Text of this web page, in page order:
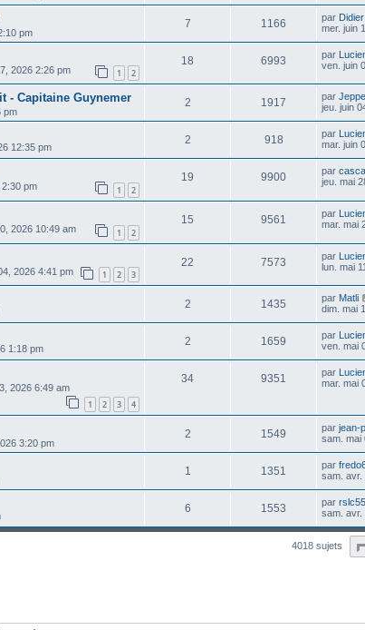
pm
7 1166 par
mer. juin
2026 2:26 pm 1 2
18 6993 par
ven. juin
- Capitaine Guynemer
pm
2 1917 par
jeu. juin
12:35 pm
2 918 par
mar. juin
pm 1 2
19 9900 par
jeu. mai
2026 10:49 am 1 2
15 9561 par
mar. mai
2026 4:41 pm 1 2 3
22 7573 par
lun. mai
2 1435 par Matli
dim. mai
1:18 pm
2 1659 par
ven. mai
2026 6:49 am
1 2 3 4
34 9351 par
mar. mai
3:20 pm
2 1549 par jean-
sam. mai
1 1351 par
sam. avr.
6 1553 par rslc55
sam. avr.
4018 sujets